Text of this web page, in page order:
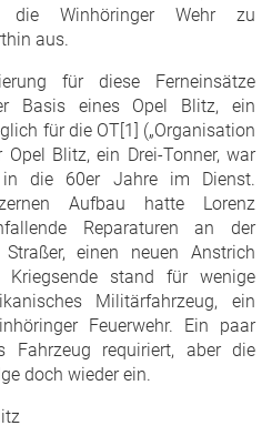
die Winhöringer Wehr zu
aus.
für diese Ferneinsätze
Basis eines Opel Blitz, ein
für die OT[1] („Organisation
Opel Blitz, ein Drei-Tonner, war
die 60er Jahre im Dienst.
Aufbau hatte Lorenz
Reparaturen an der
einen neuen Anstrich
Kriegsende stand für wenige
Militärfahrzeug, ein
Feuerwehr. Ein paar
Fahrzeug requiriert, aber die
doch wieder ein.